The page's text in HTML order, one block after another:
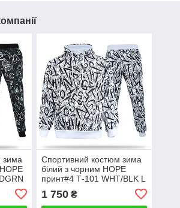
зима
Спортивний костюм зима
білий з чорним HOPE
принт#4 Т-101 WHT/BLK L
1 750₴